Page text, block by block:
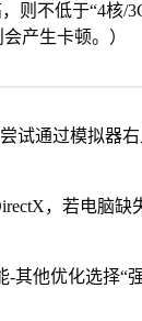
则不低于“4核/
产生卡顿。）
试通过模拟器
，若电脑缺
他优化选择“